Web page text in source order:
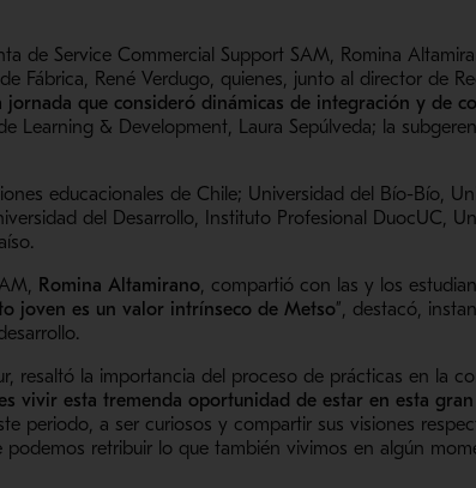
de Service Commercial Support SAM, Romina
Fábrica, René Verdugo, quienes, junto al director de
jornada que consideró dinámicas de integración y de
Learning & Development, Laura Sepúlveda; la
educacionales de Chile; Universidad del Bío-Bío,
del Desarrollo, Instituto Profesional DuocUC,
Romina Altamirano, compartió con las y los
joven es un valor intrínseco de Metso”, destacó,
resaltó la importancia del proceso de prácticas en la
vivir esta tremenda oportunidad de estar en esta
periodo, a ser curiosos y compartir sus visiones
retribuir lo que también vivimos en algún